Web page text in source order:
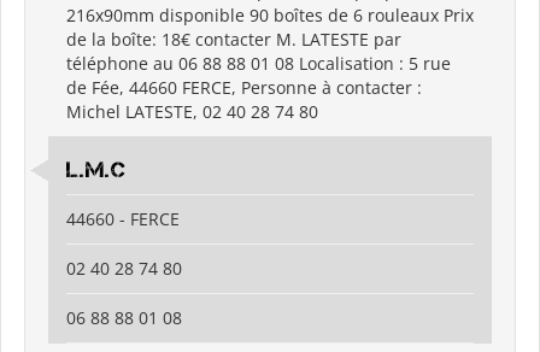
216x90mm disponible 90 boîtes de 6 rouleaux Prix
de la boîte: 18€ contacter M. LATESTE par
téléphone au 06 88 88 01 08 Localisation : 5 rue
de Fée, 44660 FERCE, Personne à contacter :
Michel LATESTE, 02 40 28 74 80
L.M.C
44660 - FERCE
02 40 28 74 80
06 88 88 01 08